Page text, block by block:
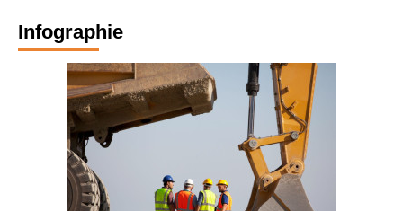
Infographie